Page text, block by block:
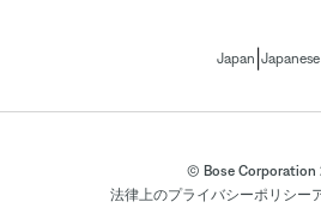
Japan Japanese
© Bose Corporation
法律上のプライバシーポリシー